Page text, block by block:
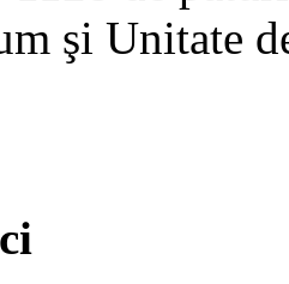
şi Unitate